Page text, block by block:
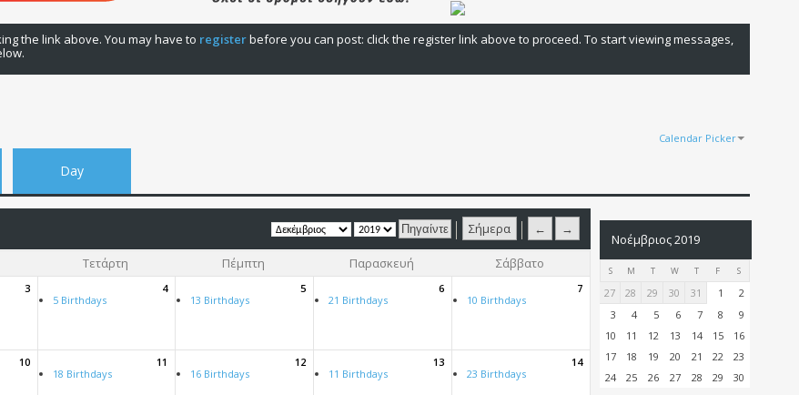
the link above. You may have to registerbefore you can post: click the register link above to proceed. To start viewing messages,
Calendar Picker
Day
Σήμερα ← →
Τετάρτη Πέμπτη Παρασκευή Σάββατο
3
4
5 Birthdays
5
13 Birthdays
6
21 Birthdays
7
10 Birthdays
10
11
18 Birthdays
12
16 Birthdays
13
11 Birthdays
14
23 Birthdays
Νοέμβριος 2019
S M T W T F S
27 28 29 30 31 1
2
3
4 5 6 7 8
9
10
11 12 13 14 15
16
17
18 19 20 21 22
23
24
25 26 27 28 29 30